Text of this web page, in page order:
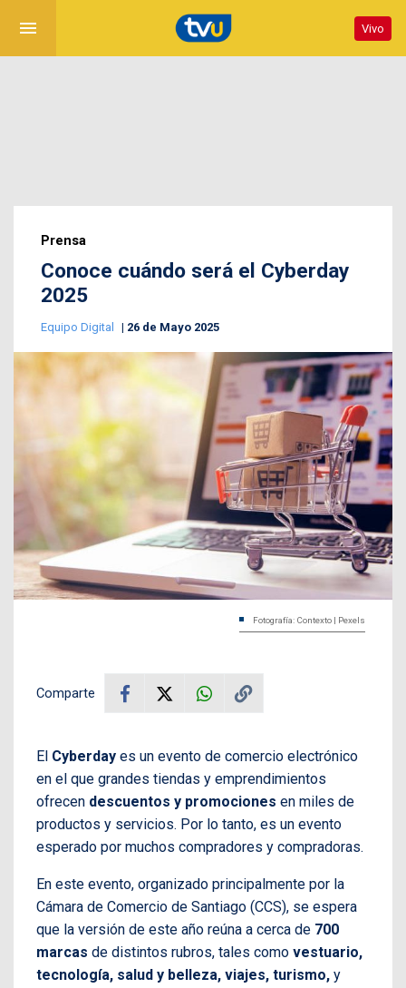
menu Vivo
Prensa
Conoce cuándo será el Cyberday
2025
Equipo Digital 26 de Mayo 2025
Fotografía: Contexto | Pexels
Comparte
El Cyberday es un evento de comercio electrónico
en el que grandes tiendas y emprendimientos
ofrecen descuentos y promociones en miles de
productos y servicios. Por lo tanto, es un evento
esperado por muchos compradores y compradoras.
En este evento, organizado principalmente por la
Cámara de Comercio de Santiago (CCS), se espera
que la versión de este año reúna a cerca de 700
marcas de distintos rubros, tales como vestuario,
tecnología, salud y belleza, viajes, turismo, y